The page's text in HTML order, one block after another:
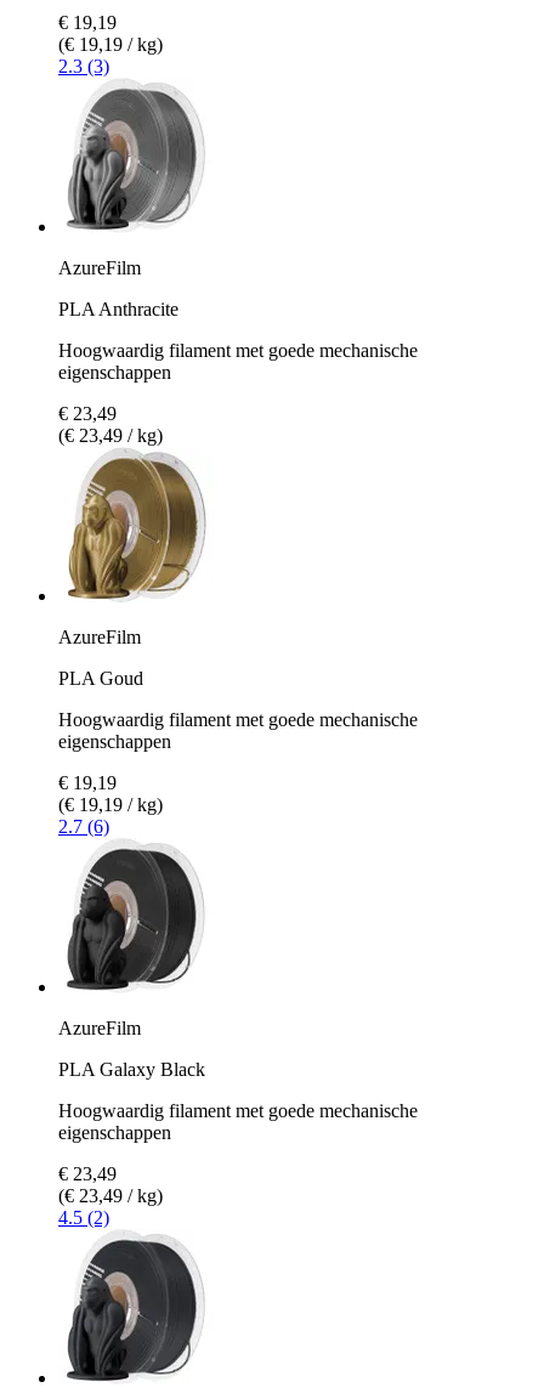
€ 19,19
(€ 19,19 / kg)
2.3 (3)
AzureFilm
PLA Anthracite
Hoogwaardig filament met goede mechanische
eigenschappen
€ 23,49
(€ 23,49 / kg)
AzureFilm
PLA Goud
Hoogwaardig filament met goede mechanische
eigenschappen
€ 19,19
(€ 19,19 / kg)
2.7 (6)
AzureFilm
PLA Galaxy Black
Hoogwaardig filament met goede mechanische
eigenschappen
€ 23,49
(€ 23,49 / kg)
4.5 (2)